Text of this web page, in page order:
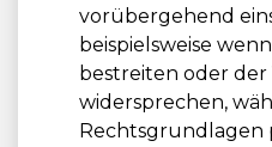
vorübergehend
beispielsweise
bestreiten oder
widersprechen,
Rechtsgrundlagen